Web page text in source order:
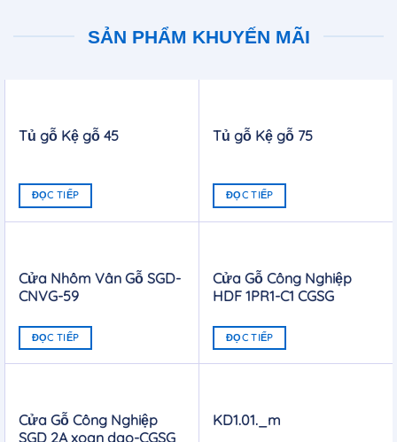
SẢN PHẨM KHUYẾN MÃI
Tủ gỗ Kệ gỗ 45
ĐỌC TIẾP
Tủ gỗ Kệ gỗ 75
ĐỌC TIẾP
Cửa Nhôm Vân Gỗ SGD-
CNVG-59
ĐỌC TIẾP
Cửa Gỗ Công Nghiệp
HDF 1PR1-C1 CGSG
ĐỌC TIẾP
Cửa Gỗ Công Nghiệp
SGD 2A xoan dao-CGSG
KD1.01._m